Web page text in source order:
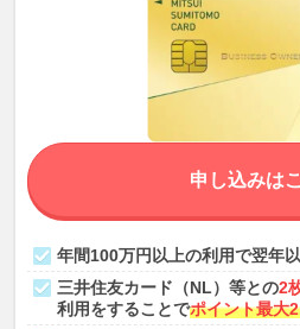
年間100万円以上の利用で翌年
三井住友カード（NL）等との2
利用をすることでポイント最大
申し込みは